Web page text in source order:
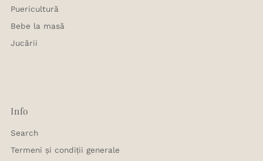
Puericultură
Bebe la masă
Jucării
Info
Search
Termeni și condiții generale